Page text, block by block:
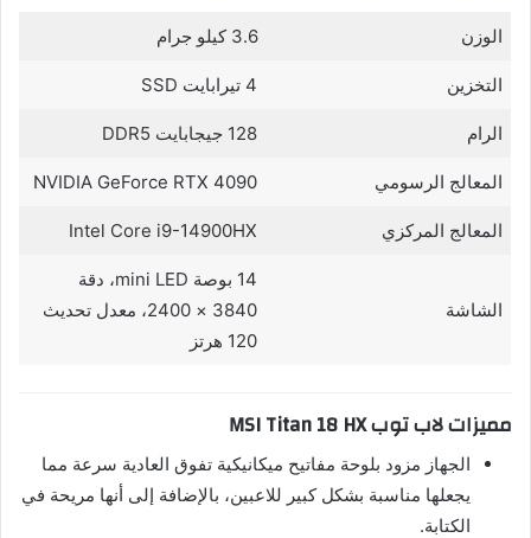
الوزن 3.6 كيلو جرام
التخزين 4 تيرابايت SSD
الرام 128 جيجابايت DDR5
المعالج الرسومي NVIDIA GeForce RTX 4090
المعالج المركزي Intel Core i9-14900HX
الشاشة
14 بوصة mini LED، دقة
3840 × 2400، معدل تحديث
120 هرتز
مميزات لاب توب MSI Titan 18 HX
الجهاز مزود بلوحة مفاتيح ميكانيكية تفوق العادية سرعة مما
يجعلها مناسبة بشكل كبير للاعبين، بالإضافة إلى أنها مريحة في
الكتابة.